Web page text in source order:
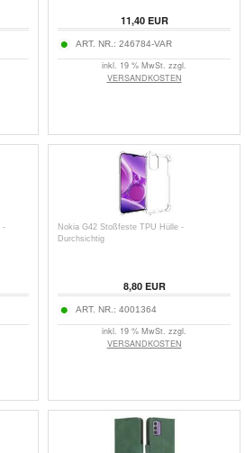
11,40EUR
ART. NR.: 246784-VAR
inkl. 19 % MwSt. zzgl.
VERSANDKOSTEN
-
Nokia G42 Stoßfeste TPU Hülle -
Durchsichtig
8,80EUR
ART. NR.: 4001364
inkl. 19 % MwSt. zzgl.
VERSANDKOSTEN